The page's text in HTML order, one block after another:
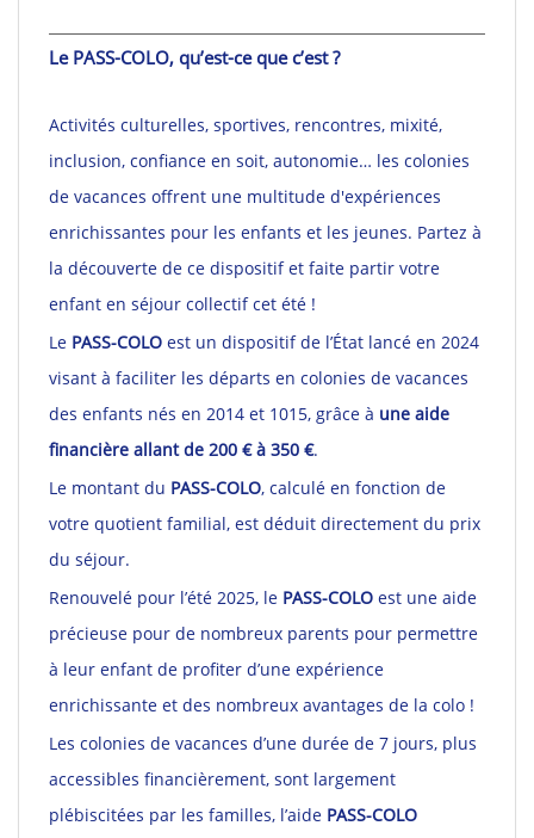
d’entreprise
Télécharger
brochure
Le PASS-COLO, qu’est-ce que c’est ?
Activités culturelles, sportives, rencontres, mixité,
inclusion, confiance en soit, autonomie… les colonies
de vacances offrent une multitude d'expériences
enrichissantes pour les enfants et les jeunes. Partez à
la découverte de ce dispositif et faite partir votre
enfant en séjour collectif cet été !
Le PASS-COLO est un dispositif de l’État lancé en 2024
visant à faciliter les départs en colonies de vacances
des enfants nés en 2014 et 1015, grâce à une aide
financière allant de 200 € à 350 €.
Le montant du PASS-COLO, calculé en fonction de
votre quotient familial, est déduit directement du prix
du séjour.
Renouvelé pour l’été 2025, le PASS-COLO est une aide
précieuse pour de nombreux parents pour permettre
à leur enfant de profiter d’une expérience
enrichissante et des nombreux avantages de la colo !
Les colonies de vacances d’une durée de 7 jours, plus
accessibles financièrement, sont largement
plébiscitées par les familles, l’aide PASS-COLO